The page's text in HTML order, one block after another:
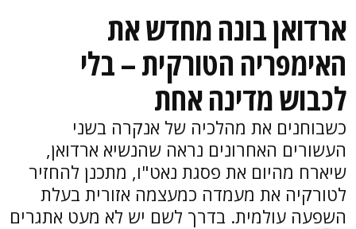
ארדואן בונה מחדש את
האימפריה הטורקית – בלי
לכבוש מדינה אחת
כשבוחנים את מהלכיה של אנקרה בשני
העשורים האחרונים נראה שהנשיא ארדואן,
שיארח מהיום את פסגת נאט"ו, מתכנן להחזיר
לטורקיה את מעמדה כמעצמה אזורית בעלת
השפעה עולמית. בדרך לשם יש לא מעט אתגרים